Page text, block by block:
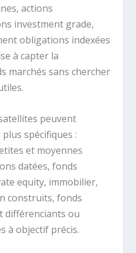
actions
investment grade,
obligations indexées
à capter la
marchés sans chercher
peuvent
spécifiques :
et moyennes
datées, fonds
equity, immobilier,
construits, fonds
différenciants ou
à objectif précis.